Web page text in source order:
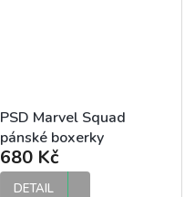
PSD Marvel Squad
pánské boxerky
680 Kč
DETAIL